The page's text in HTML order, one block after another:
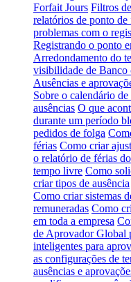
Forfait Jours Filtros
relatórios de ponto
problemas com o
Registrando o ponto
Arredondamento do
visibilidade de Banco
Ausências e
Sobre o calendário
ausências O que
durante um período
pedidos de folga
férias Como criar
o relatório de férias
tempo livre Como
criar tipos de ausência
Como criar sistemas
remuneradas Como
em toda a empresa
de Aprovador Global
inteligentes para
as configurações de
ausências e